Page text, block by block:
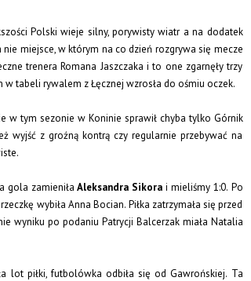
Polski wieje silny, porywisty wiatr a na dodatek
nie miejsce, w którym na co dzień rozgrywa się mecze
trenera Romana Jaszczaka i to one zgarnęły trzy
tabeli rywalem z Łęcznej wzrosła do ośmiu oczek.
w tym sezonie w Koninie sprawił chyba tylko Górnik
wyjść z groźną kontrą czy regularnie przebywać na
gola zamieniła Aleksandra Sikorai mieliśmy 1:0. Po
wybiła Anna Bocian. Piłka zatrzymała się przed
wyniku po podaniu Patrycji Balcerzak miała Natalia
lot piłki, futbolówka odbiła się od Gawrońskiej. Ta